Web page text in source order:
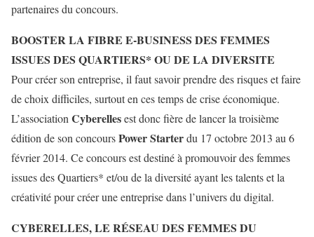
partenaires du concours.
BOOSTER LA FIBRE E-BUSINESS DES FEMMES
ISSUES DES QUARTIERS* OU DE LA DIVERSITE
Pour créer son entreprise, il faut savoir prendre des risques et faire
de choix difficiles, surtout en ces temps de crise économique.
L’association Cyberellesest donc fière de lancer la troisième
édition de son concoursPower Starterdu 17 octobre 2013 au 6
février 2014. Ce concours est destiné à promouvoir des femmes
issues des Quartiers* et/ou de la diversité ayant les talents et la
créativité pour créer une entreprise dans l’univers du digital.
CYBERELLES, LE RÉSEAU DES FEMMES DU